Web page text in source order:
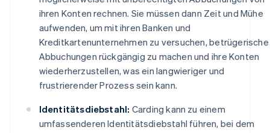
ihren Konten rechnen. Sie müssen dann Zeit und Mühe
aufwenden, um mit ihren Banken und
Kreditkartenunternehmen zu versuchen, betrügerische
Abbuchungen rückgängig zu machen und ihre Konten
wiederherzustellen, was ein langwieriger und
frustrierender Prozess sein kann.
Identitätsdiebstahl: Carding kann zu einem
umfassenderen Identitätsdiebstahl führen, bei dem